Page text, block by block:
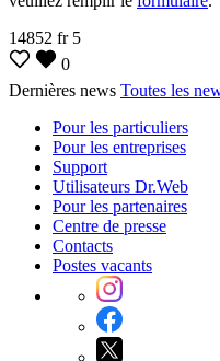
14852 fr 5
0
Dernières news Toutes les
Pour les particuliers
Pour les entreprises
Support
Utilisateurs Dr.Web
Pour les partenaires
Centre de presse
Contacts
Postes vacants